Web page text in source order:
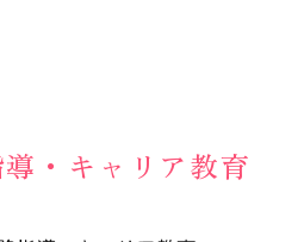
・キャリア教育